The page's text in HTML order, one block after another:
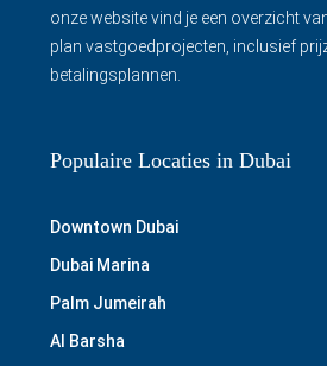
onze website vind je een overzicht
plan vastgoedprojecten, inclusief
betalingsplannen.
Populaire Locaties in Dubai
Downtown Dubai
Dubai Marina
Palm Jumeirah
Al Barsha